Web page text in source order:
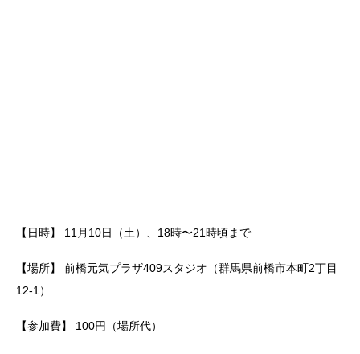
【日時】 11月10日（土）、18時〜21時頃まで
【場所】 前橋元気プラザ409スタジオ（群馬県前橋市本町2丁目
12-1）
【参加費】 100円（場所代）